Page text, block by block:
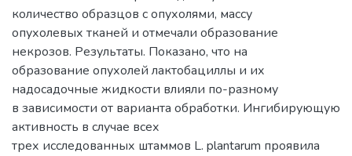
количество образцов с опухолями, массу
опухолевых тканей и отмечали образование
некрозов. Результаты. Показано, что на
образование опухолей лактобациллы и их
надосадочные жидкости влияли по-разному
в зависимости от варианта обработки. Ингибирующую
активность в случае всех
трех исследованных штаммов L. plantarum проявила